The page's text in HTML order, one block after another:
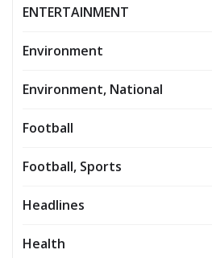
ENTERTAINMENT
Environment
Environment, National
Football
Football, Sports
Headlines
Health